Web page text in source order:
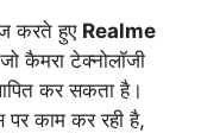
करते हुए Realme
कैमरा टेक्नोलॉजी
कर सकता है।
पर काम कर रही है,